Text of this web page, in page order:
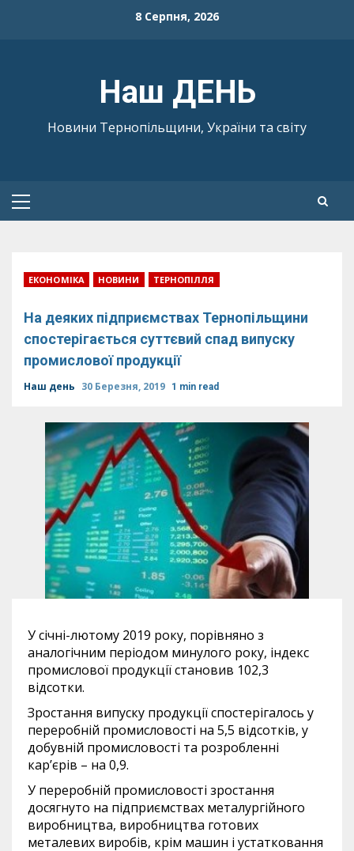
8 Серпня, 2026
Наш ДЕНЬ
Новини Тернопільщини, України та світу
Primary
ЕКОНОМІКА НОВИНИ ТЕРНОПІЛЛЯ
На деяких підприємствах Тернопільщини
спостерігається суттєвий спад випуску
промислової продукції
Наш день 30 Березня, 2019 1 min read
У січні-лютому 2019 року, порівняно з
аналогічним періодом минулого року, індекс
промислової продукції становив 102,3
відсотки.
Зростання випуску продукції спостерігалось у
переробній промисловості на 5,5 відсотків, у
добувній промисловості та розробленні
кар’єрів – на 0,9.
У переробній промисловості зростання
досягнуто на підприємствах металургійного
виробництва, виробництва готових
металевих виробів, крім машин і устатковання